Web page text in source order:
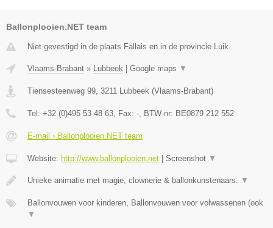
Ballonplooien.NET team
Niet gevestigd in de plaats Fallais en in de provincie Luik.
Vlaams-Brabant » Lubbeek Google maps ▼
Tiensesteenweg 99, 3211 Lubbeek (Vlaams-Brabant)
Tel: +32 (0)495 53 48 63, Fax: -, BTW-nr: BE0879 212 552
E-mail › Ballonplooien.NET team
Website: http://www.ballonplooien.net Screenshot ▼
Unieke animatie met magie, clownerie & ballonkunstenaars. ▼
Ballonvouwen voor kinderen, Ballonvouwen voor volwassenen (ook
▼